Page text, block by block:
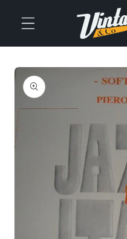
direttamente
ai contenuti
Passa alle
informazioni
sul prodotto